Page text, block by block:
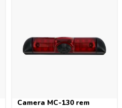
Camera MC-130 rem